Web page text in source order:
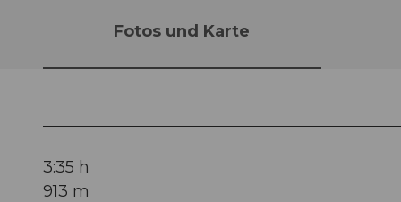
Fotos und Karte
3:35 h
913 m